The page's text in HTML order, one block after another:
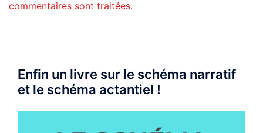
commentaires sont traitées.
Enfin un livre sur le schéma narratif
et le schéma actantiel !